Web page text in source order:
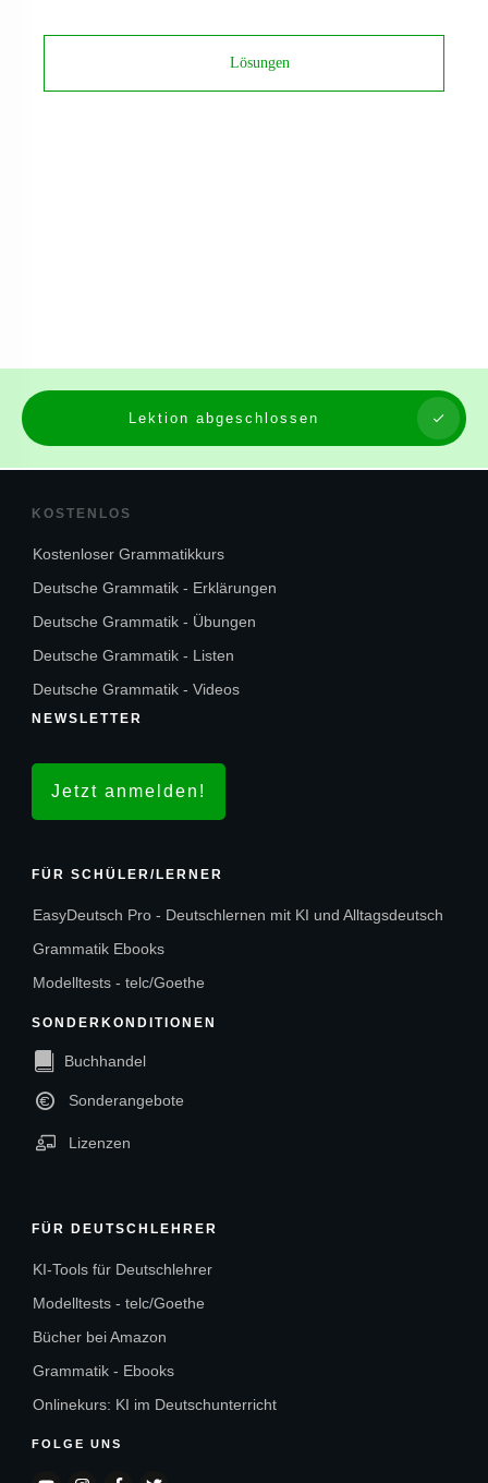
Lösungen
Lektion abgeschlossen
KOSTENLOS
Kostenloser Grammatikkurs
Deutsche Grammatik - Erklärungen
Deutsche Grammatik - Übungen
Deutsche Grammatik - Listen
Deutsche Grammatik - Videos
NEWSLETTER
Jetzt anmelden!
FÜR SCHÜLER/LERNER
EasyDeutsch Pro - Deutschlernen mit KI und Alltagsdeutsch
Grammatik Ebooks
Modelltests - telc/Goethe
SONDERKONDITIONEN
Buchhandel
Sonderangebote
Lizenzen
FÜR DEUTSCHLEHRER
KI-Tools für Deutschlehrer
Modelltests - telc/Goethe
Bücher bei Amazon
Grammatik - Ebooks
Onlinekurs: KI im Deutschunterricht
FOLGE UNS